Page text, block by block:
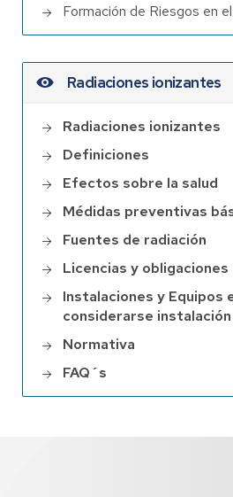
Formación de Riesgos en
Radiaciones ionizantes
Radiaciones ionizantes
Definiciones
Efectos sobre la salud
Médidas preventivas
Fuentes de radiación
Licencias y obligaciones
Instalaciones y Equipos
considerarse
Normativa
FAQ´s